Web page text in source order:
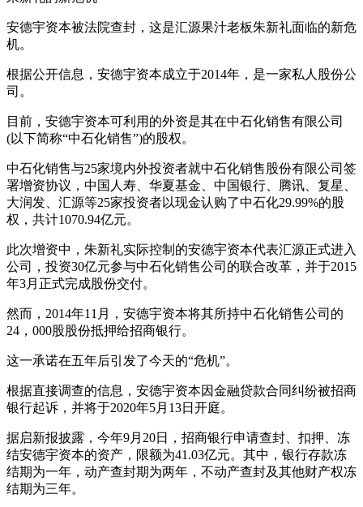
安德宇资本被法院查封，这是汇源果汁老板朱新礼面临的新危
机。
根据公开信息，安德宇资本成立于2014年，是一家私人股份公
司。
目前，安德宇资本可利用的外资是其在中石化销售有限公司
(以下简称“中石化销售”)的股权。
中石化销售与25家境内外投资者就中石化销售股份有限公司签
署增资协议，中国人寿、华夏基金、中国银行、腾讯、复星、
大润发、汇源等25家投资者以现金认购了中石化29.99%的股
权，共计1070.94亿元。
此次增资中，朱新礼实际控制的安德宇资本代表汇源正式进入
公司，投资30亿元参与中石化销售公司的联合改革，并于2015
年3月正式完成股份交付。
然而，2014年11月，安德宇资本将其所持中石化销售公司的
24，000股股份抵押给招商银行。
这一承诺在五年后引发了今天的“危机”。
根据直接调查的信息，安德宇资本因金融贷款合同纠纷被招商
银行起诉，并将于2020年5月13日开庭。
据启新报披露，今年9月20日，招商银行申请查封、扣押、冻
结安德宇资本的资产，限额为41.03亿元。其中，银行存款冻
结期为一年，动产查封期为两年，不动产查封及其他财产权冻
结期为三年。